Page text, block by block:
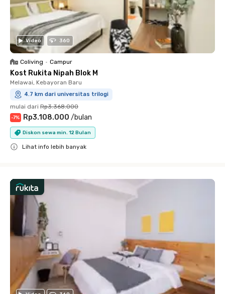
Video 360
Coliving • Campur
Kost Rukita Nipah Blok M
Melawai, Kebayoran Baru
4.7 km dari universitas trilogi
mulai dari Rp3.368.000
-7% Rp3.108.000 /bulan
Diskon sewa min. 12 Bulan
Lihat info lebih banyak